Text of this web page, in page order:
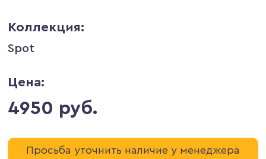
Коллекция:
Spot
Цена:
4950 руб.
Просьба уточнить наличие у менеджера